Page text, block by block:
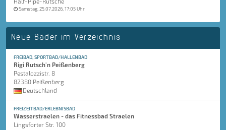
Samstag, 25.07.2026, 17:05 Uhr
Neue Bäder im Verzeichnis
FREIBAD, SPORTBAD/HALLENBAD
Rigi Rutsch'n Peißenberg
Pestalozzistr. 8
82380 Peißenberg
Deutschland
FREIZEITBAD/ERLEBNISBAD
Wasserstraelen - das Fitnessbad Straelen
Lingsforter Str. 100